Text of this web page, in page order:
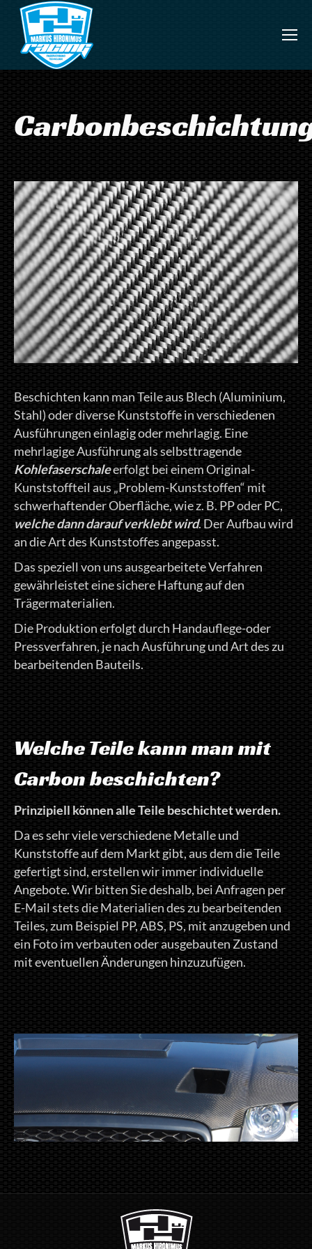
Beschichten kann man Teile aus Blech (Aluminium,
Stahl) oder diverse Kunststoffe in verschiedenen
Ausführungen einlagig oder mehrlagig. Eine
mehrlagige Ausführung als selbsttragende
Kohlefaserschaleerfolgt bei einem Original-
Kunststoffteil aus „Problem-Kunststoffen“ mit
schwerhaftender Oberfläche, wie z. B. PP oder PC,
welche dann darauf verklebt wird. Der Aufbau wird
an die Art des Kunststoffes angepasst.
Das speziell von uns ausgearbeitete Verfahren
gewährleistet eine sichere Haftung auf den
Trägermaterialien.
Die Produktion erfolgt durch Handauflege-oder
Pressverfahren, je nach Ausführung und Art des zu
bearbeitenden Bauteils.
Welche Teile kann man mit
Carbon beschichten?
Prinzipiell können alle Teile beschichtet werden.
Da es sehr viele verschiedene Metalle und
Kunststoffe auf dem Markt gibt, aus dem die Teile
gefertigt sind, erstellen wir immer individuelle
Angebote. Wir bitten Sie deshalb, bei Anfragen per
E-Mail stets die Materialien des zu bearbeitenden
Teiles, zum Beispiel PP, ABS, PS, mit anzugeben und
ein Foto im verbauten oder ausgebauten Zustand
mit eventuellen Änderungen hinzuzufügen.